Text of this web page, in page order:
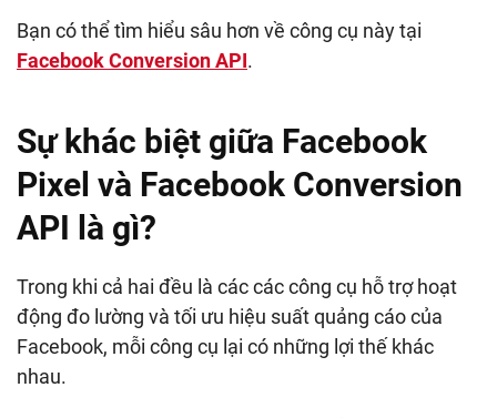
Bạn có thể tìm hiểu sâu hơn về công cụ này tại
Facebook Conversion API.
Sự khác biệt giữa Facebook
Pixel và Facebook Conversion
API là gì?
Trong khi cả hai đều là các các công cụ hỗ trợ hoạt
động đo lường và tối ưu hiệu suất quảng cáo của
Facebook, mỗi công cụ lại có những lợi thế khác
nhau.